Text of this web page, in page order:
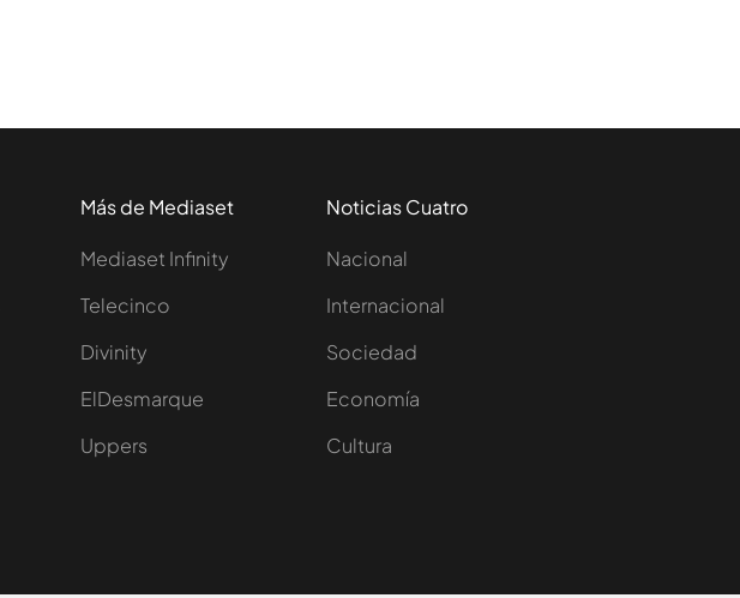
Más de Mediaset
Mediaset Infinity
Telecinco
Divinity
ElDesmarque
Uppers
Noticias Cuatro
Nacional
Internacional
Sociedad
Economía
Cultura